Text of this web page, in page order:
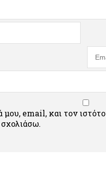
email, και τον